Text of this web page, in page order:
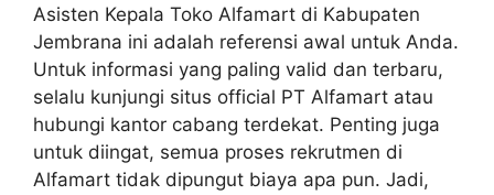
Asisten Kepala Toko Alfamart di Kabupaten
Jembrana ini adalah referensi awal untuk Anda.
Untuk informasi yang paling valid dan terbaru,
selalu kunjungi situs official PT Alfamart atau
hubungi kantor cabang terdekat. Penting juga
untuk diingat, semua proses rekrutmen di
Alfamart tidak dipungut biaya apa pun. Jadi,